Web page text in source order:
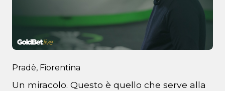
Pradè, Fiorentina
Un miracolo. Questo è quello che serve alla